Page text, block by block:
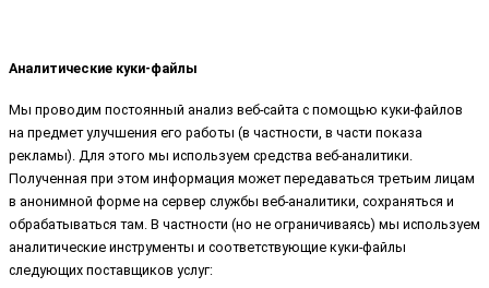
Аналитические куки-файлы
Мы проводим постоянный анализ веб-сайта с помощью куки-файлов
на предмет улучшения его работы (в частности, в части показа
рекламы). Для этого мы используем средства веб-аналитики.
Полученная при этом информация может передаваться третьим лицам
в анонимной форме на сервер службы веб-аналитики, сохраняться и
обрабатываться там. В частности (но не ограничиваясь) мы используем
аналитические инструменты и соответствующие куки-файлы
следующих поставщиков услуг: